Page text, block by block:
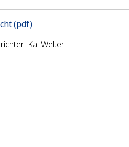
(pdf)
Kai Welter